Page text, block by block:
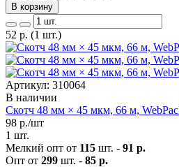
В корзину
52 р. (1 шт.)
Артикул: 310064
В наличии
Скотч 48 мм × 45 мкм, 66 м,
98 р./шт
1 шт.
Мелкий опт от 115 шт. - 91 р.
Опт от 299 шт. - 85 р.